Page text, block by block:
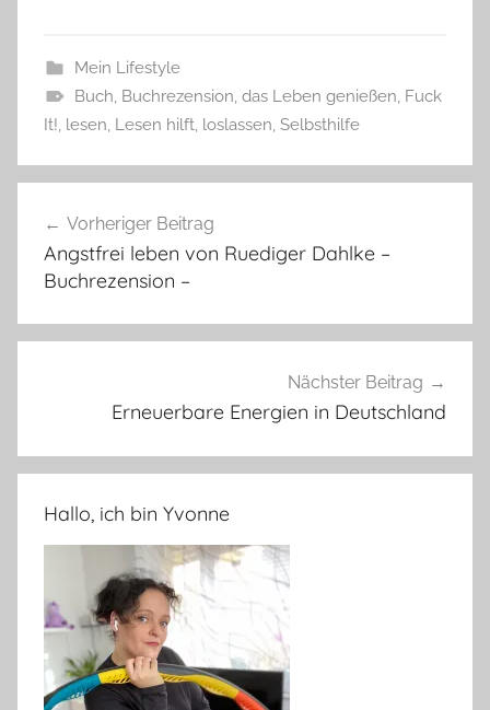
Mein Lifestyle
Buch, Buchrezension, das Leben genießen, Fuck
It!, lesen, Lesen hilft, loslassen, Selbsthilfe
Vorheriger Beitrag
Angstfrei leben von Ruediger Dahlke –
Buchrezension –
Nächster Beitrag
Erneuerbare Energien in Deutschland
Hallo, ich bin Yvonne